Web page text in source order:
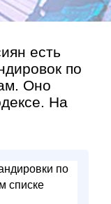
есть
по
Оно
На